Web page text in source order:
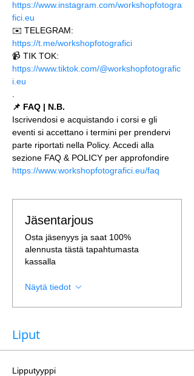
https://www.instagram.com/workshopfotogra
fici.eu
✉️ TELEGRAM:
https://t.me/workshopfotografici
📹 TIK TOK:
https://www.tiktok.com/@workshopfotografic
i.eu
📌 FAQ | N.B.
Iscrivendosi e acquistando i corsi e gli
eventi si accettano i termini per prendervi
parte riportati nella Policy. Accedi alla
sezione FAQ & POLICY per approfondire
https://www.workshopfotografici.eu/faq
Jäsentarjous
Osta jäsenyys ja saat 100%
alennusta tästä tapahtumasta
kassalla
Näytä tiedot
Liput
Lipputyyppi